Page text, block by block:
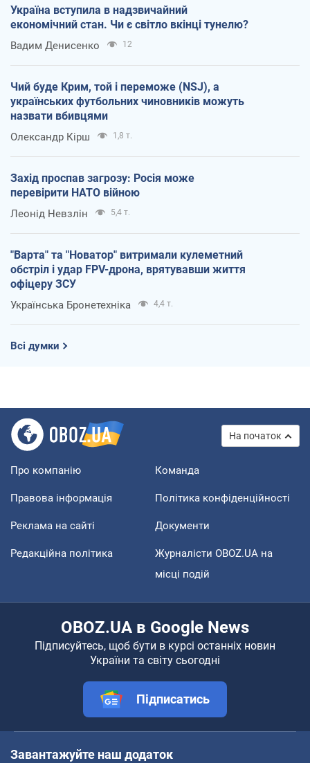
Україна вступила в надзвичайний
економічний стан. Чи є світло вкінці тунелю?
Вадим Денисенко 12
Чий буде Крим, той і переможе (NSJ), а
українських футбольних чиновників можуть
назвати вбивцями
Олександр Кірш 1,8 т.
Захід проспав загрозу: Росія може
перевірити НАТО війною
Леонід Невзлін 5,4 т.
"Варта" та "Новатор" витримали кулеметний
обстріл і удар FPV-дрона, врятувавши життя
офіцеру ЗСУ
Українська Бронетехніка 4,4 т.
Всі думки
На початок
Про компанію Команда
Правова інформація Політика конфіденційності
Реклама на сайті Документи
Редакційна політика
Журналісти OBOZ.UA на
місці подій
OBOZ.UA в Google News
Підписуйтесь, щоб бути в курсі останніх новин
України та світу сьогодні
Підписатись
Завантажуйте наш додаток